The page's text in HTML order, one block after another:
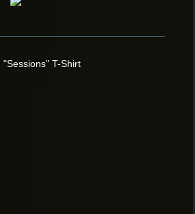
"Sessions" T-Shirt